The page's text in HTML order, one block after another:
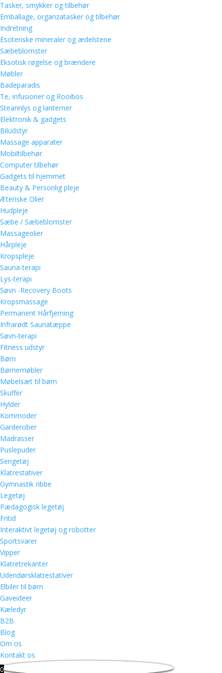
Tasker, smykker og tilbehør
Emballage, organzatasker og tilbehør
Indretning
Esoteriske mineraler og ædelstene
Sæbeblomster
Eksotisk røgelse og brændere
Møbler
Badeparadis
Te, infusioner og Rooibos
Stearinlys og lanterner
Elektronik & gadgets
Biludstyr
Massage apparater
Mobiltilbehør
Computer tilbehør
Gadgets til hjemmet
Beauty & Personlig pleje
Æteriske Olier
Hudpleje
Sæbe / Sæbeblomster
Massageolier
Hårpleje
Kropspleje
Sauna-terapi
Lys-terapi
Søvn -Recovery Boots
Kropsmassage
Permanent Hårfjerning
Infrarødt Saunatæppe
Søvn-terapi
Fitness udstyr
Børn
Børnemøbler
Møbelsæt til børn
Skuffer
Hylder
Kommoder
Garderober
Madrasser
Puslepuder
Sengetøj
Klatrestativer
Gymnastik ribbe
Legetøj
Pædagogisk legetøj
Fritid
Interaktivt legetøj og robotter
Sportsvarer
Vipper
Klatretrekanter
Udendørsklatrestativer
Elbiler til børn
Gaveideer
Kæledyr
B2B
Blog
Om os
Kontakt os
0